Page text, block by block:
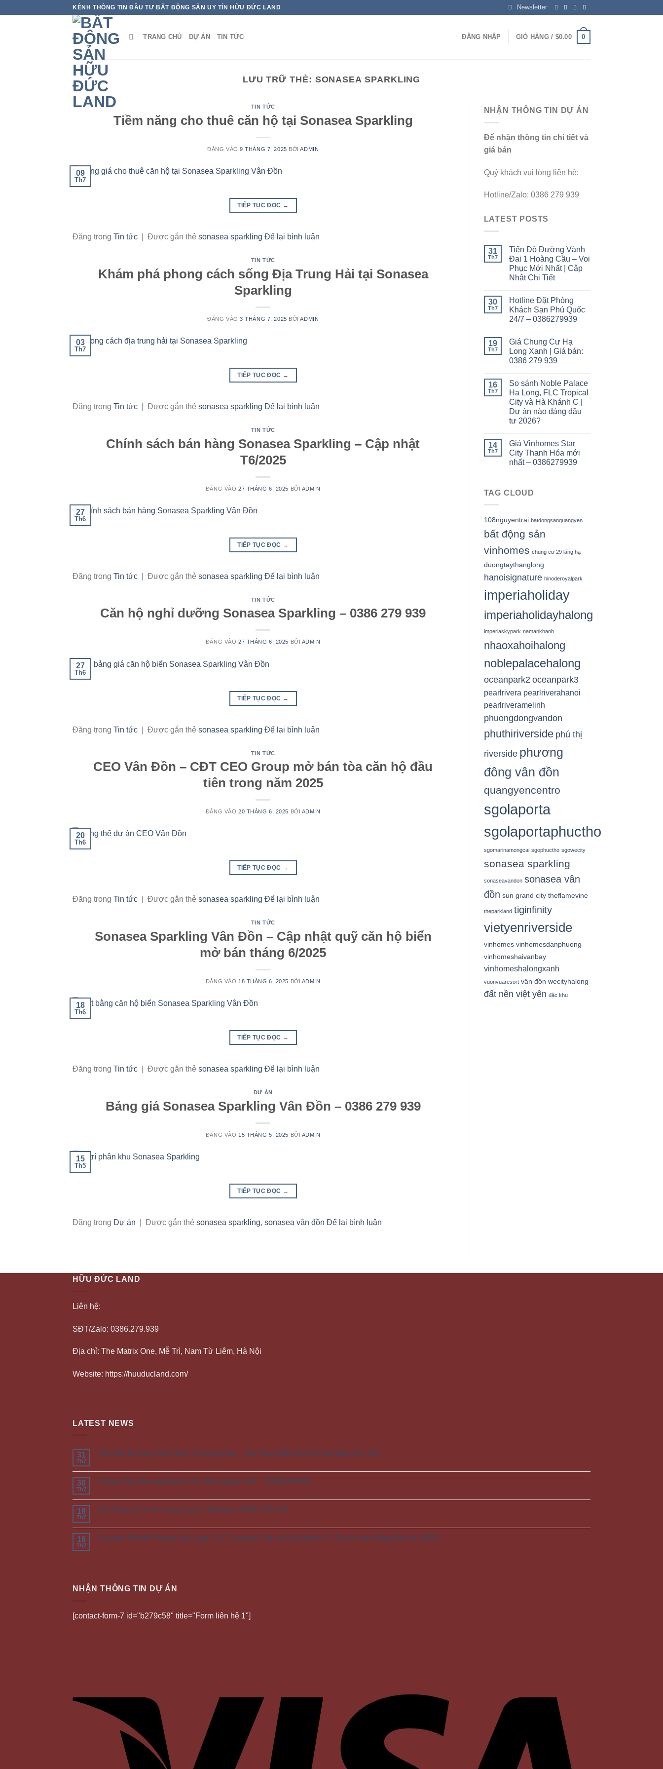
KÊNH THÔNG TIN ĐẦU TƯ BẤT ĐỘNG SẢN UY TÍN HỮU ĐỨC LAND Newsletter
TRANG CHỦ DỰ ÁN TIN TỨC ĐĂNG NHẬP GIỎ HÀNG / $0.00 0
LƯU TRỮ THẺ: SONASEA SPARKLING
TIN TỨC
Tiềm năng cho thuê căn hộ tại Sonasea Sparkling
ĐĂNG VÀO9 THÁNG 7, 2025 BỞIADMIN
09
Th7
TIẾP TỤC ĐỌC →
Đăng trong Tin tức Được gắn thẻ sonasea sparkling Để lại bình luận
TIN TỨC
Khám phá phong cách sống Địa Trung Hải tại Sonasea
Sparkling
ĐĂNG VÀO3 THÁNG 7, 2025 BỞIADMIN
03
Th7
TIẾP TỤC ĐỌC →
Đăng trong Tin tức Được gắn thẻ sonasea sparkling Để lại bình luận
TIN TỨC
Chính sách bán hàng Sonasea Sparkling – Cập nhật
T6/2025
ĐĂNG VÀO 27 THÁNG 6, 2025 BỞI ADMIN
27
Th6
TIẾP TỤC ĐỌC →
Đăng trong Tin tức Được gắn thẻ sonasea sparkling Để lại bình luận
TIN TỨC
Căn hộ nghỉ dưỡng Sonasea Sparkling – 0386 279 939
ĐĂNG VÀO 27 THÁNG 6, 2025 BỞI ADMIN
27
Th6
TIẾP TỤC ĐỌC →
Đăng trong Tin tức Được gắn thẻ sonasea sparkling Để lại bình luận
TIN TỨC
CEO Vân Đồn – CĐT CEO Group mở bán tòa căn hộ đầu
tiên trong năm 2025
ĐĂNG VÀO 20 THÁNG 6, 2025 BỞI ADMIN
20
Th6
TIẾP TỤC ĐỌC →
Đăng trong Tin tức Được gắn thẻ sonasea sparkling Để lại bình luận
TIN TỨC
Sonasea Sparkling Vân Đồn – Cập nhật quỹ căn hộ biển
mở bán tháng 6/2025
ĐĂNG VÀO 18 THÁNG 6, 2025 BỞI ADMIN
18
Th6
TIẾP TỤC ĐỌC →
Đăng trong Tin tức Được gắn thẻ sonasea sparkling Để lại bình luận
DỰ ÁN
Bảng giá Sonasea Sparkling Vân Đồn – 0386 279 939
ĐĂNG VÀO 15 THÁNG 5, 2025 BỞI ADMIN
15
Th5
TIẾP TỤC ĐỌC →
Đăng trong Dự án Được gắn thẻ sonasea sparkling, sonasea vân đồn Để lại bình luận
NHẬN THÔNG TIN DỰ ÁN
Để nhận thông tin chi tiết và
giá bán
Quý khách vui lòng liên hệ:
Hotline/Zalo: 0386 279 939
LATEST POSTS
31
Th7
Tiến Độ Đường Vành
Đai 1 Hoàng Cầu – Voi
Phục Mới Nhất | Cập
Nhật Chi Tiết
30
Th7
Hotline Đặt Phòng
Khách Sạn Phú Quốc
24/7 – 0386279939
19
Th7
Giá Chung Cư Hạ
Long Xanh | Giá bán:
0386 279 939
16
Th7
So sánh Noble Palace
Hạ Long, FLC Tropical
City và Hà Khánh C |
Dự án nào đáng đầu
tư 2026?
14
Th7
Giá Vinhomes Star
City Thanh Hóa mới
nhất – 0386279939
TAG CLOUD
108nguyentrai batdongsanquangyen
bất động sản
vinhomes chung cư 29 láng hạ
duongtaythanglong
hanoisignature hinoderoyalpark
imperiaholiday
imperiaholidayhalong
imperiaskypark namankhanh
nhaoxahoihalong
noblepalacehalong
oceanpark2 oceanpark3
pearlrivera pearlriverahanoi
pearlriveramelinh
phuongdongvandon
phuthiriverside phú thị
riverside phương
đông vân đồn
quangyencentro
sgolaporta
sgolaportaphuctho
sgomarinamongcai sgophuctho sgowecity
sonasea sparkling
sonaseavandon sonasea vân
đồn sun grand city theflamevine
theparkland tiginfinity
vietyenriverside
vinhomes vinhomesdanphuong
vinhomeshaivanbay
vinhomeshalongxanh
vuonvuaresort vân đồn wecityhalong
đất nền việt yên đặc khu
HỮU ĐỨC LAND
Liên hệ:
SĐT/Zalo: 0386.279.939
Địa chỉ: The Matrix One, Mễ Trì, Nam Từ Liêm, Hà Nội
Website: https://huuducland.com/
LATEST NEWS
31
Th7
Tiến Độ Đường Vành Đai 1 Hoàng Cầu – Voi Phục Mới Nhất | Cập Nhật Chi Tiết
30
Th7
Hotline Đặt Phòng Khách Sạn Phú Quốc 24/7 – 0386279939
19
Th7
Giá Chung Cư Hạ Long Xanh | Giá bán: 0386 279 939
16
Th7
So sánh Noble Palace Hạ Long, FLC Tropical City và Hà Khánh C | Dự án nào đáng đầu tư 2026?
NHẬN THÔNG TIN DỰ ÁN
[contact-form-7 id="b279c58" title="Form liên hệ 1"]